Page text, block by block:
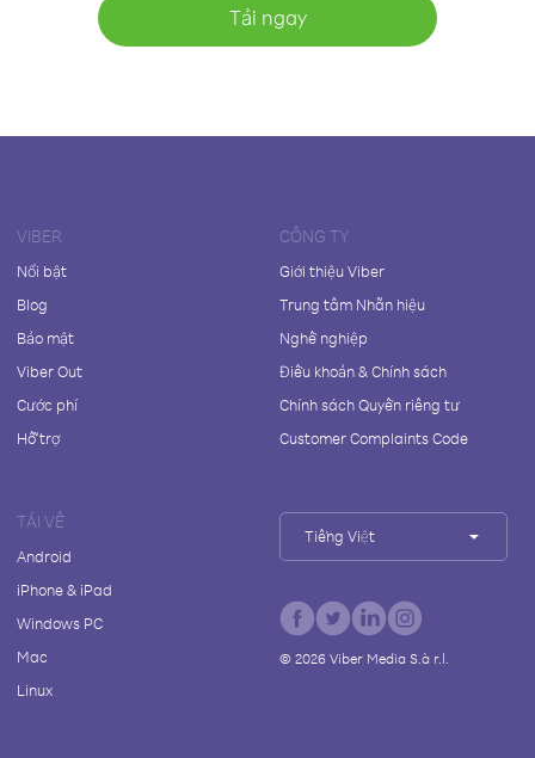
Tải ngay
VIBER
Nổi bật
Blog
Bảo mật
Viber Out
Cước phí
Hỗ trợ
CÔNG TY
Giới thiệu Viber
Trung tâm Nhãn hiệu
Nghề nghiệp
Điều khoản & Chính sách
Chính sách Quyền riêng tư
Customer Complaints Code
TẢI VỀ
Android
iPhone & iPad
Windows PC
Mac
Linux
Tiếng Việt
© 2026Viber Media S.à r.l.